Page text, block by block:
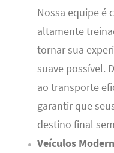
Nossa equipe é
altamente
tornar sua
suave possível.
ao transporte
garantir que
destino final
Veículos